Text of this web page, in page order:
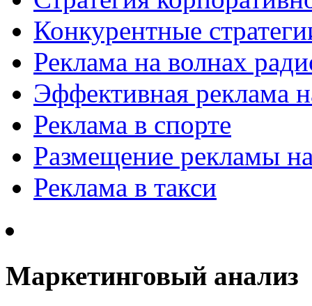
Конкурентные
Реклама на волнах
Эффективная реклама
Реклама в спорте
Размещение рекламы
Реклама в такси
Маркетинговый анализ